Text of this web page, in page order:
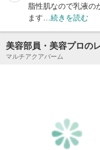
脂性肌なので乳液の
ます… 続きを読む
美容部員・美容プロの
マルチアクアバーム